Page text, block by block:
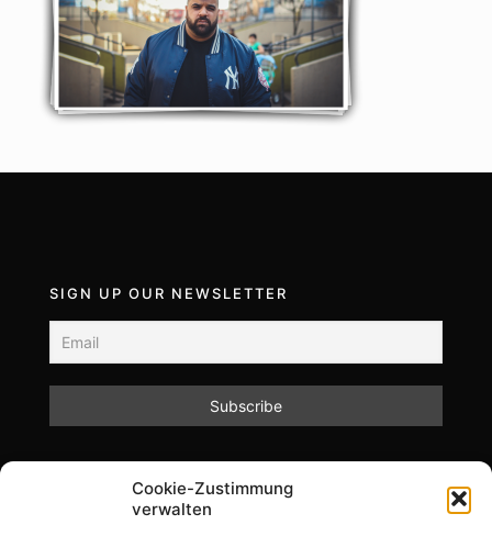
Cookie-Zustimmung
verwalten
SIGN UP OUR NEWSLETTER
unsere Datenschutzrichtlinien.